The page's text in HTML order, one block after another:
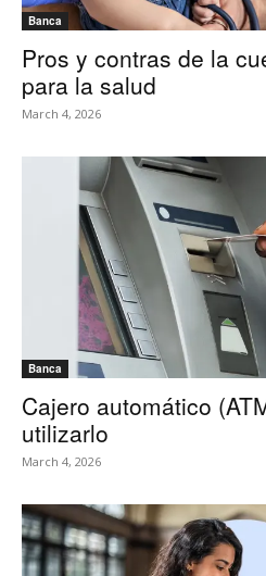
Banca
Pros y contras de la
para la salud
March 4, 2026
Banca
Cajero automático
utilizarlo
March 4, 2026